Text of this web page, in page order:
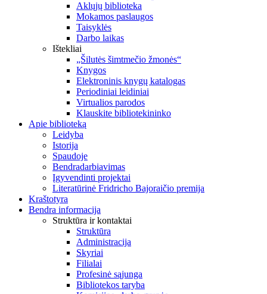
Aklųjų biblioteka
Mokamos paslaugos
Taisyklės
Darbo laikas
Ištekliai
„Šilutės šimtmečio žmonės“
Knygos
Elektroninis knygų katalogas
Periodiniai leidiniai
Virtualios parodos
Klauskite bibliotekininko
Apie biblioteką
Leidyba
Istorija
Spaudoje
Bendradarbiavimas
Įgyvendinti projektai
Literatūrinė Fridricho Bajoraičio premija
Kraštotyra
Bendra informacija
Struktūra ir kontaktai
Struktūra
Administracija
Skyriai
Filialai
Profesinė sąjunga
Bibliotekos taryba